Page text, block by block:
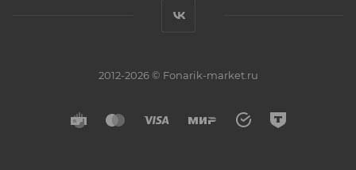
2012-2026 © Fonarik-market.ru